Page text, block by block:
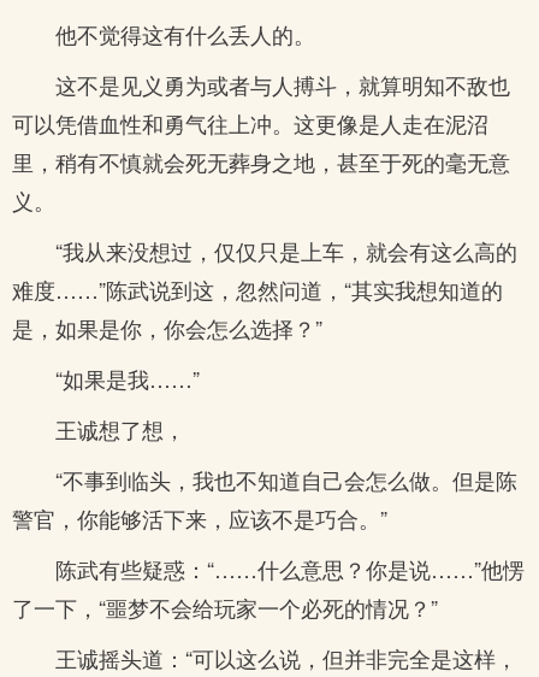
他不觉得这有什么丢人的。
这不是见义勇为或者与人搏斗，就算明知不敌也
可以凭借血性和勇气往上冲。这更像是人走在泥沼
里，稍有不慎就会死无葬身之地，甚至于死的毫无意
义。
“我从来没想过，仅仅只是上车，就会有这么高的
难度……”陈武说到这，忽然问道，“其实我想知道的
是，如果是你，你会怎么选择？”
“如果是我……”
王诚想了想，
“不事到临头，我也不知道自己会怎么做。但是陈
警官，你能够活下来，应该不是巧合。”
陈武有些疑惑：“……什么意思？你是说……”他愣
了一下，“噩梦不会给玩家一个必死的情况？”
王诚摇头道：“可以这么说，但并非完全是这样，